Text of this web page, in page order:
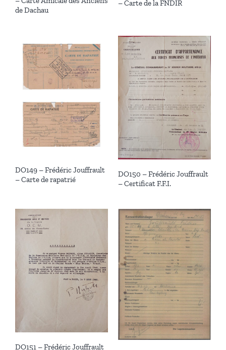
de Dachau
– Carte de la FNDIR
DO149 – Frédéric Jouffrault
– Carte de rapatrié
DO150 – Frédéric Jouffrault
– Certificat F.F.I.
DO151 – Frédéric Jouffrault